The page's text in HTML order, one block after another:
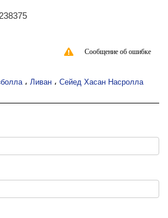
Сообщение об ошибке
، Ливан ، Сейед Хасан Насролла